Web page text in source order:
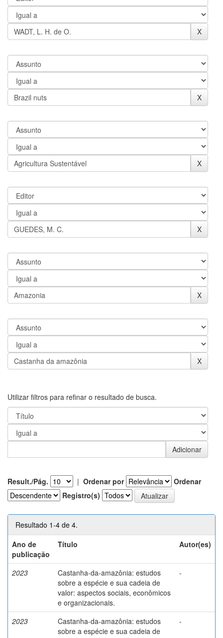
Utilizar filtros para refinar o resultado de busca.
Result./Pág. | Ordenar por
Ordenar
Registro(s)
Resultado 1-4 de 4.
Ano de
publicação
Título Autor(es)
2023
Castanha-da-amazônia: estudos
sobre a espécie e sua cadeia de
valor: aspectos sociais, econômicos
e organizacionais.
-
2023
Castanha-da-amazônia: estudos
sobre a espécie e sua cadeia de
-